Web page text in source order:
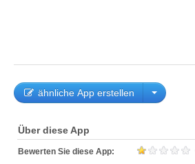
ähnliche App erstellen
Über diese App
Bewerten Sie diese App: